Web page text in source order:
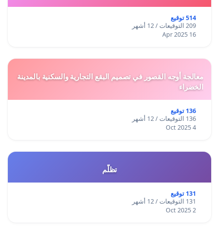
514 توقيع
209 التوقيعات / 12 أشهر
16 Apr 2025
معالجة أوجه القصور في تصميم البقع التجارية والسكنية بالمدينة
الخضراء
136 توقيع
136 التوقيعات / 12 أشهر
4 Oct 2025
تظلّم
131 توقيع
131 التوقيعات / 12 أشهر
2 Oct 2025